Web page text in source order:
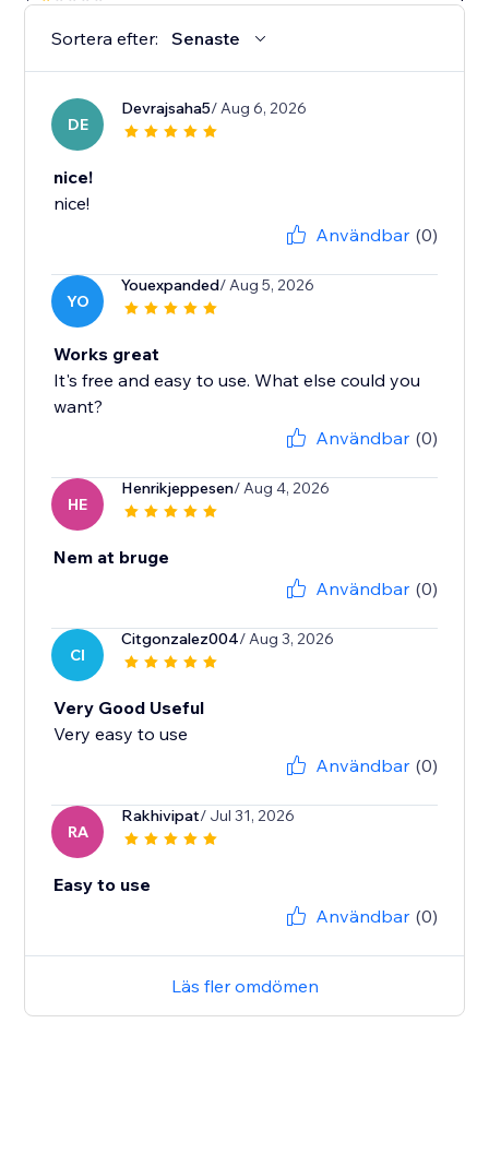
Sortera efter: Senaste
DE
Devrajsaha5/ Aug 6, 2026
nice!
nice!
Användbar (0)
YO
Youexpanded/ Aug 5, 2026
Works great
It's free and easy to use. What else could you
want?
Användbar (0)
HE
Henrikjeppesen/ Aug 4, 2026
Nem at bruge
Användbar (0)
CI
Citgonzalez004/ Aug 3, 2026
Very Good Useful
Very easy to use
Användbar (0)
RA
Rakhivipat/ Jul 31, 2026
Easy to use
Användbar (0)
Läs fler omdömen